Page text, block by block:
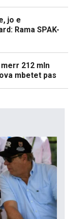
jo e
Rama SPAK-
212 mln
mbetet pas